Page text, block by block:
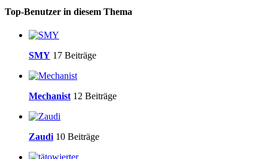
Top-Benutzer in diesem Thema
SMY 17 Beiträge
Mechanist 12 Beiträge
Zaudi 10 Beiträge